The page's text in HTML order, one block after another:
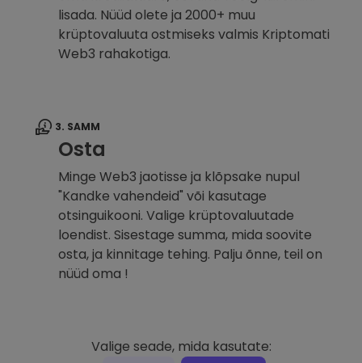
lisada. Nüüd olete ja 2000+ muu
krüptovaluuta ostmiseks valmis Kriptomati
Web3 rahakotiga.
3. SAMM
Osta
Minge Web3 jaotisse ja klõpsake nupul
"Kandke vahendeid" või kasutage
otsinguikooni. Valige krüptovaluutade
loendist. Sisestage summa, mida soovite
osta, ja kinnitage tehing. Palju õnne, teil on
nüüd oma !
Valige seade, mida kasutate: